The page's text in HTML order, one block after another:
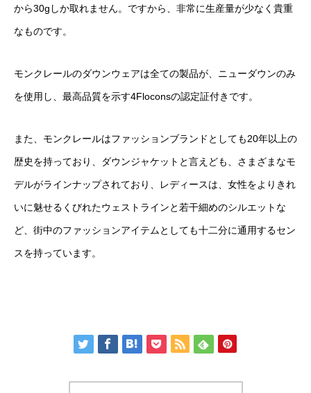
から30gしか取れません。ですから、非常に生産量が少なく貴重
なものです。
モンクレールのダウンウェアは全ての製品が、ニューダウンのみ
を使用し、最高品質を示す4Floconsの認定証付きです。
また、モンクレールはファッションブランドとしても20年以上の
歴史を持っており、ダウンジャケットと言えども、さまざまなモ
デルがラインナップされており、レディースは、女性をよりきれ
いに魅せるくびれたウェストラインと若干細めのシルエットな
ど、街中のファッションアイテムとしても十二分に通用するセン
スを持っています。